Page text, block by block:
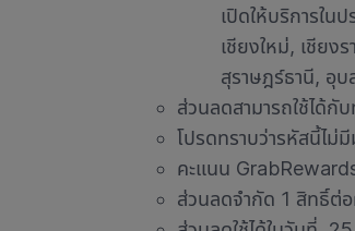
เปิดให้บริการใ
เชียงใหม่, เชีย
สุราษฎร์ธานี, อุ
ส่วนลดสามารถใช้ได้
โปรดทราบว่ารหัสนี้ไม่
คะแนน
ส่วนลดจำกัด 1 สิทธิ์ต่